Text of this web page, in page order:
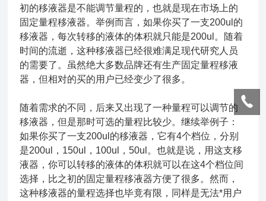
初的移液器是不能调节量程的，也就是现在市场上的
固定量程移液器。举例而言，如果你买了一支200ul的
移液器，每次转移的液体的体积就只能是200ul。随着
时间的流逝，这种移液器已经很难满足现代研究人员
的需要了。虽然绝大多数品牌还有生产固定量程移液
器，但相对的买的用户已经变少了很多。
随着需求的不同，后来又出现了一种量程可以调节的
移液器，但是那时可选的量程比较少。继续举例子：
如果你买了一支200ul的移液器，它有4个档位，分别
是200ul，150ul，100ul，50ul。也就是说，用这支移
液器，你可以转移的液体的体积就可以在这4个档位间
选择，比之初的固定量程移液器方便了很多。然而，
这种移液器的量程选择也毕竟有限，同样是无法*用户